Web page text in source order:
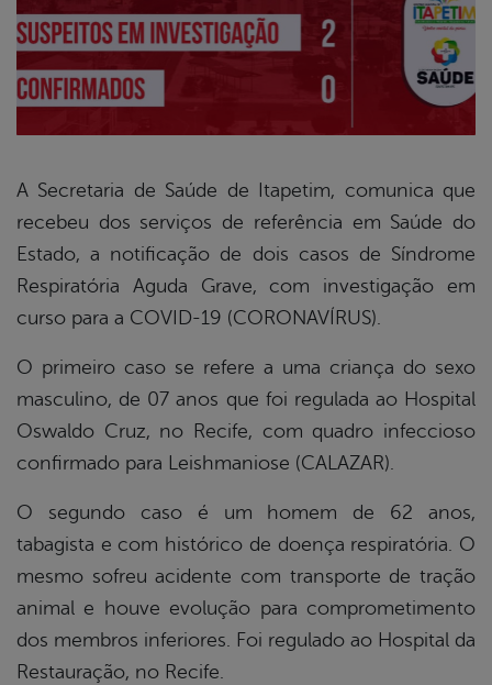
A Secretaria de Saúde de Itapetim, comunica que
recebeu dos serviços de referência em Saúde do
Estado, a notificação de dois casos de Síndrome
Respiratória Aguda Grave, com investigação em
curso para a COVID-19 (CORONAVÍRUS).
O primeiro caso se refere a uma criança do sexo
masculino, de 07 anos que foi regulada ao Hospital
Oswaldo Cruz, no Recife, com quadro infeccioso
confirmado para Leishmaniose (CALAZAR).
O segundo caso é um homem de 62 anos,
tabagista e com histórico de doença respiratória. O
mesmo sofreu acidente com transporte de tração
animal e houve evolução para comprometimento
dos membros inferiores. Foi regulado ao Hospital da
Restauração, no Recife.